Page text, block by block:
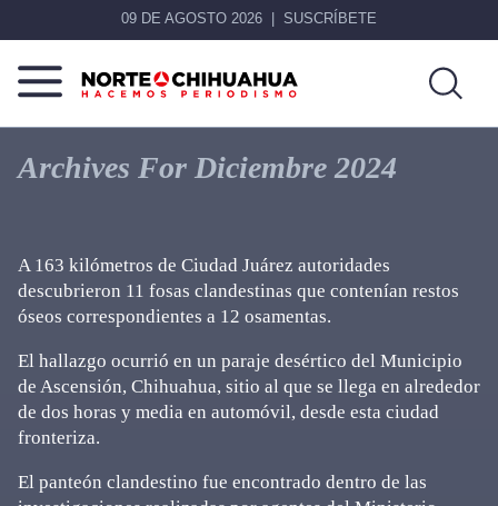
09 DE AGOSTO 2026 SUSCRÍBETE
Norte
De
Chihuahua
Más
que
noticias,
Archives For Diciembre 2024
A 163 kilómetros de Ciudad Juárez autoridades
descubrieron 11 fosas clandestinas que contenían restos
óseos correspondientes a 12 osamentas.
El hallazgo ocurrió en un paraje desértico del Municipio
de Ascensión, Chihuahua, sitio al que se llega en alrededor
de dos horas y media en automóvil, desde esta ciudad
fronteriza.
El panteón clandestino fue encontrado dentro de las